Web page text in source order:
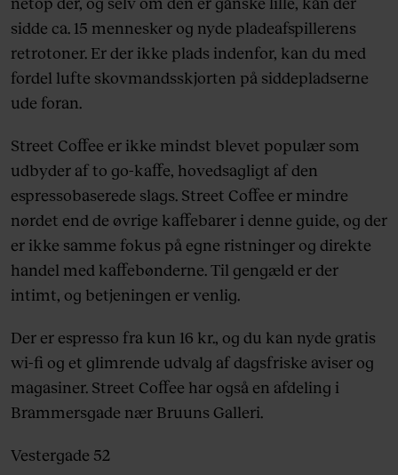
sidde ca. 15 mennesker og nyde pladeafspillerens
retrotoner. Er der ikke plads indenfor, kan du med
fordel lufte skovmandsskjorten på siddepladserne
ude foran.
Street Coffee er ikke mindst blevet populær som
udbyder af to go-kaffe, hovedsagligt af den
espressobaserede slags. Street Coffee er mindre
nørdet end de øvrige kaffebarer i denne guide, og der
er ikke samme fokus på egne ristninger og direkte
handel med kaffebønderne. Til gengæld er der
intimt, og betjeningen er venlig.
Der er espresso fra kun 16 kr., og du kan nyde gratis
wi-fi og et glimrende udvalg af dagsfriske aviser og
magasiner. Street Coffee har også en afdeling i
Brammersgade nær Bruuns Galleri.
Vestergade 52